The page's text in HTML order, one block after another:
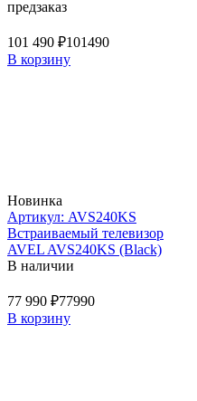
предзаказ
101 490 ₽101490
В корзину
Новинка
Артикул: AVS240KS
Встраиваемый телевизор
AVEL AVS240KS (Black)
В наличии
77 990 ₽77990
В корзину